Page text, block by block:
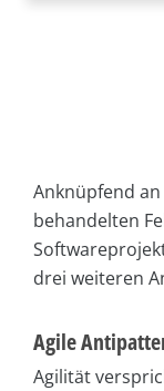
Anknüpfend
behandelten
drei weiteren
Agile
Agilität